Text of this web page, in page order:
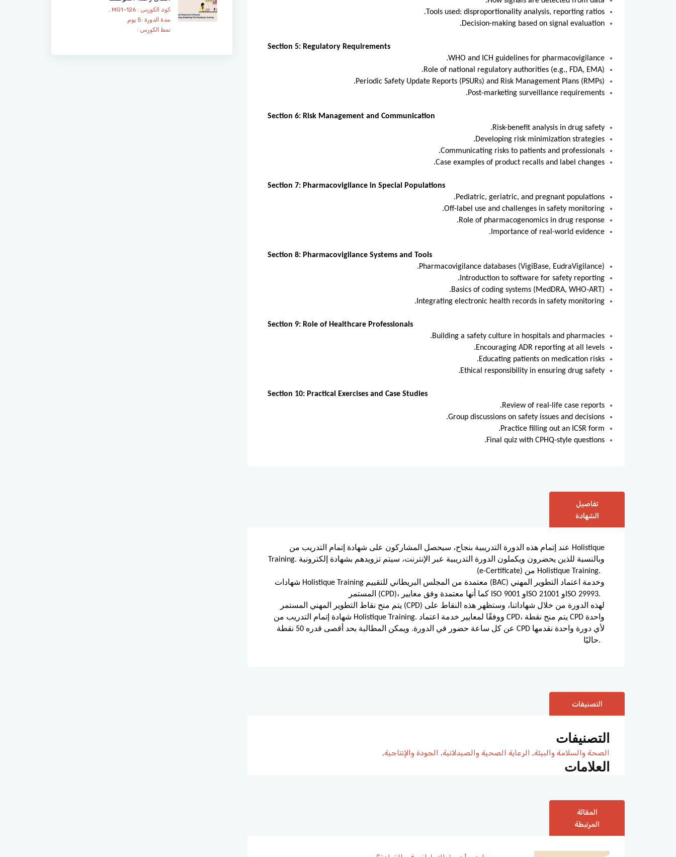
Tools used: disproportionality analysis, reporting ratios.
Decision-making based on signal evaluation.
Section 5: Regulatory Requirements
WHO and ICH guidelines for pharmacovigilance.
Role of national regulatory authorities (e.g., FDA, EMA).
Periodic Safety Update Reports (PSURs) and Risk Management Plans (RMPs).
Post-marketing surveillance requirements.
Section 6: Risk Management and Communication
Risk-benefit analysis in drug safety.
Developing risk minimization strategies.
Communicating risks to patients and professionals.
Case examples of product recalls and label changes.
Section 7: Pharmacovigilance in Special Populations
Pediatric, geriatric, and pregnant populations.
Off-label use and challenges in safety monitoring.
Role of pharmacogenomics in drug response.
Importance of real-world evidence.
Section 8: Pharmacovigilance Systems and Tools
Pharmacovigilance databases (VigiBase, EudraVigilance).
Introduction to software for safety reporting.
Basics of coding systems (MedDRA, WHO-ART).
Integrating electronic health records in safety monitoring.
Section 9: Role of Healthcare Professionals
Building a safety culture in hospitals and pharmacies.
Encouraging ADR reporting at all levels.
Educating patients on medication risks.
Ethical responsibility in ensuring drug safety.
Section 10: Practical Exercises and Case Studies
Review of real-life case reports.
Group discussions on safety issues and decisions.
Practice filling out an ICSR form.
Final quiz with CPHQ-style questions.
تفاصيل
الشهادة
عند إتمام هذه الدورة التدريبية بنجاح، سيحصل المشاركون على شهادة إتمام التدريب من Holistique
Training. وبالنسبة للذين يحضرون ويكملون الدورة التدريبية عبر الإنترنت، سيتم تزويدهم بشهادة إلكترونية
(e-Certificate) من Holistique Training.
شهادات Holistique Training معتمدة من المجلس البريطاني للتقييم (BAC) وخدمة اعتماد التطوير المهني
المستمر (CPD)، كما أنها معتمدة وفق معايير ISO 9001 وISO 21001 وISO 29993.
يتم منح نقاط التطوير المهني المستمر (CPD) لهذه الدورة من خلال شهاداتنا، وستظهر هذه النقاط على
شهادة إتمام التدريب من Holistique Training. ووفقًا لمعايير خدمة اعتماد CPD، يتم منح نقطة CPD واحدة
عن كل ساعة حضور في الدورة. ويمكن المطالبة بحد أقصى قدره 50 نقطة CPD لأي دورة واحدة نقدمها
حاليًا.
التصنيفات
التصنيفات
الصحة والسلامة والبيئة, الرعاية الصحية والصيدلانية, الجودة والإنتاجية,
العلامات
المقالة
المرتبطة
كود الكورس : MG1-126 ,
مدة الدورة :5 يوم
نمط الكورس :